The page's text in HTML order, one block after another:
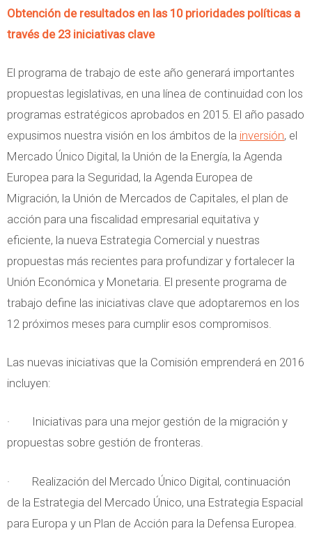
Obtención de resultados en las 10 prioridades políticas a
través de 23 iniciativas clave
El programa de trabajo de este año generará importantes
propuestas legislativas, en una línea de continuidad con los
programas estratégicos aprobados en 2015. El año pasado
expusimos nuestra visión en los ámbitos de la inversión, el
Mercado Único Digital, la Unión de la Energía, la Agenda
Europea para la Seguridad, la Agenda Europea de
Migración, la Unión de Mercados de Capitales, el plan de
acción para una fiscalidad empresarial equitativa y
eficiente, la nueva Estrategia Comercial y nuestras
propuestas más recientes para profundizar y fortalecer la
Unión Económica y Monetaria. El presente programa de
trabajo define las iniciativas clave que adoptaremos en los
12 próximos meses para cumplir esos compromisos.
Las nuevas iniciativas que la Comisión emprenderá en 2016
incluyen:
· Iniciativas para una mejor gestión de la migración y
propuestas sobre gestión de fronteras.
· Realización del Mercado Único Digital, continuación
de la Estrategia del Mercado Único, una Estrategia Espacial
para Europa y un Plan de Acción para la Defensa Europea.